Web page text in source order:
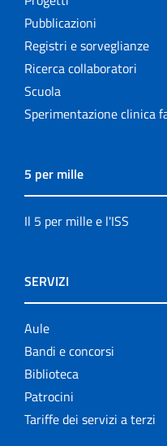
Pubblicazioni
Registri e sorveglianze
Ricerca collaboratori
Scuola
Sperimentazione clinica
5 per mille
Il 5 per mille e l'ISS
SERVIZI
Aule
Bandi e concorsi
Biblioteca
Patrocini
Tariffe dei servizi a terzi